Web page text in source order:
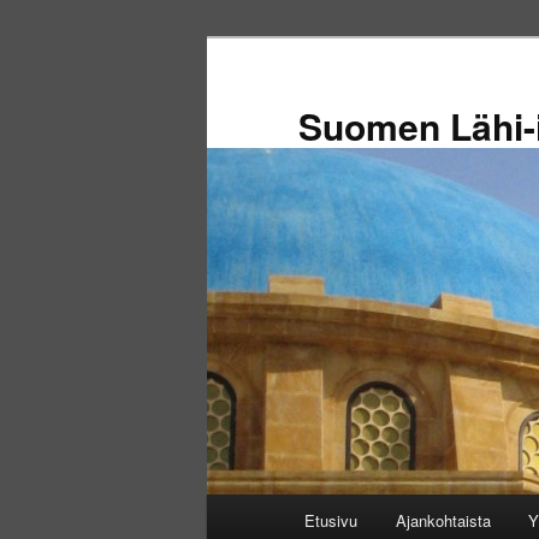
Suomen
Etusivu Ajankohtaista